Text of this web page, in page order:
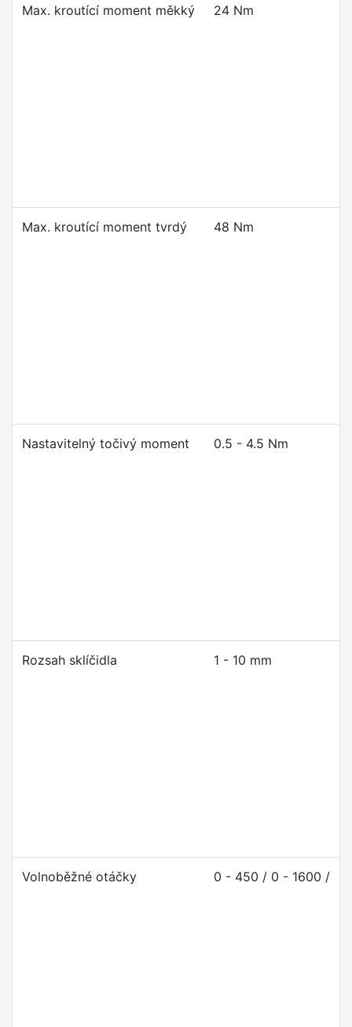
Max. kroutící moment měkký 24 Nm
Max. kroutící moment tvrdý 48 Nm
Nastavitelný točivý moment 0.5 - 4.5 Nm
Rozsah sklíčidla 1 - 10 mm
Volnoběžné otáčky 0 - 450 / 0 - 1600 /